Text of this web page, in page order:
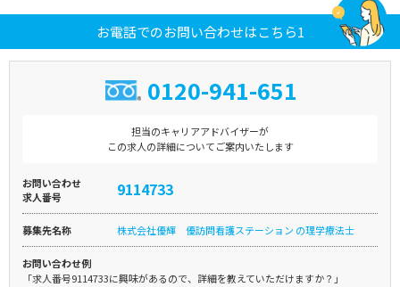
お電話でのお問い合わせはこちら1
0120-941-651
担当のキャリアアドバイザーが
この求人の詳細についてご案内いたします
お問い合わせ
求人番号
9114733
募集先名称 株式会社優輝 優訪問看護ステーション の理学療法士
お問い合わせ例
「求人番号9114733に興味があるので、詳細を教えていただけますか？」